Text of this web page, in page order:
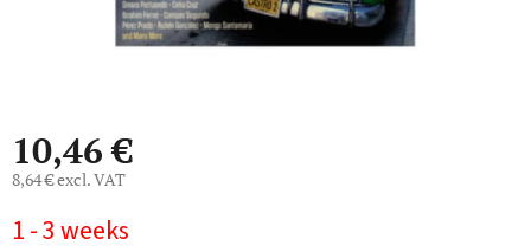
10,46 €
8,64 € excl. VAT
price:
1 - 3 weeks